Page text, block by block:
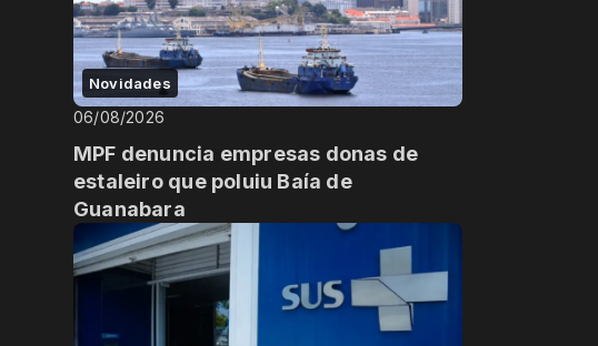
Novidades
06/08/2026
MPF denuncia empresas donas de
estaleiro que poluiu Baía de
Guanabara